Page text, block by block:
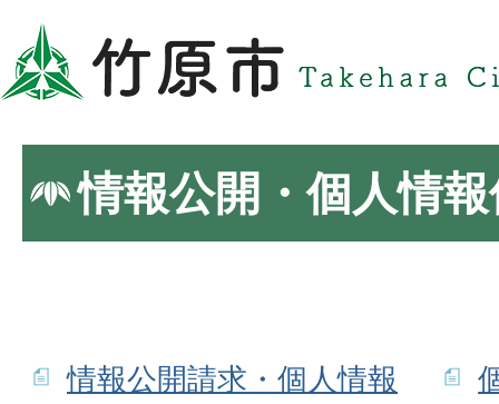
情報公開・個人情
情報公開請求・個人情報